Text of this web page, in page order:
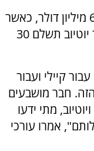
הם פסקו כי קיילי תקבל פיצויים בסך 6 מיליון דולר, כאשר
מטא תשלם 70 אחוזים מהסכום, בעוד יוטיוב תשלם 30
קיילי ועבור
חבר מושבעים
מתי ידעו
אמרו עורכי